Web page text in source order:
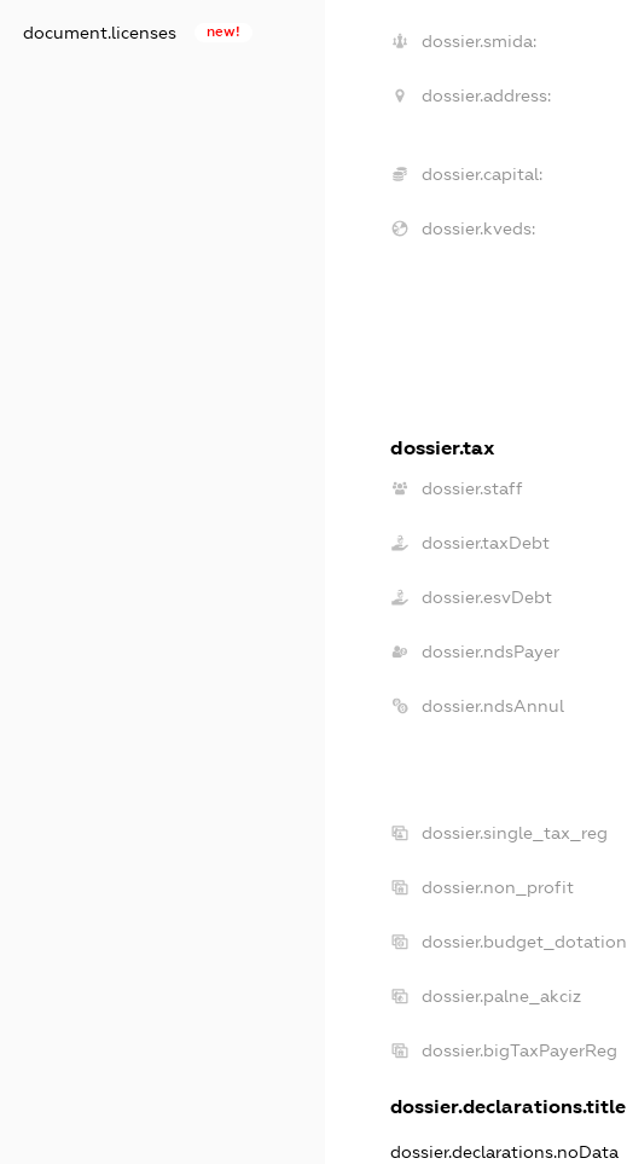
document.licenses new! dossier.smida:
dossier.address:
dossier.capital:
dossier.kveds:
dossier.tax
dossier.staff
dossier.taxDebt
dossier.esvDebt
dossier.ndsPayer
dossier.ndsAnnul
dossier.single_tax_reg
dossier.non_profit
dossier.budget_dotation
dossier.palne_akciz
dossier.bigTaxPayerReg
dossier.declarations.title
dossier.declarations.noData